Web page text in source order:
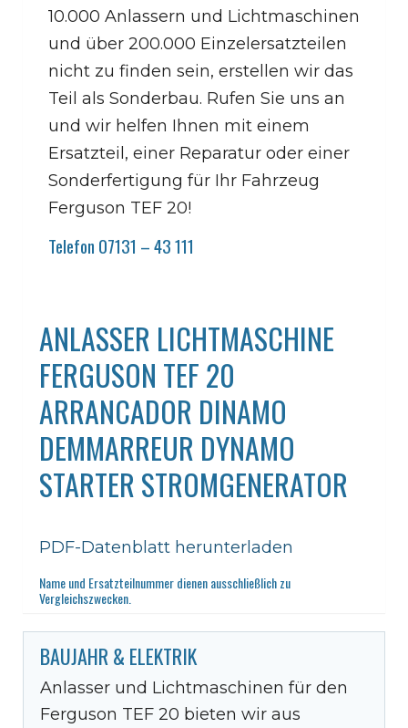
10.000 Anlassern und Lichtmaschinen
und über 200.000 Einzelersatzteilen
nicht zu finden sein, erstellen wir das
Teil als Sonderbau. Rufen Sie uns an
und wir helfen Ihnen mit einem
Ersatzteil, einer Reparatur oder einer
Sonderfertigung für Ihr Fahrzeug
Ferguson TEF 20!
Telefon 07131 – 43 111
ANLASSER LICHTMASCHINE
FERGUSON TEF 20
ARRANCADOR DINAMO
DEMMARREUR DYNAMO
STARTER STROMGENERATOR
PDF-Datenblatt herunterladen
Name und Ersatzteilnummer dienen ausschließlich zu
Vergleichszwecken.
BAUJAHR & ELEKTRIK
Anlasser und Lichtmaschinen für den
Ferguson TEF 20 bieten wir aus